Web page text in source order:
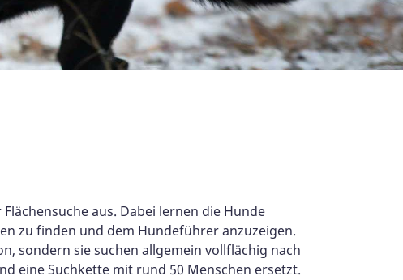
aus. Dabei lernen die Hunde
zu finden und dem Hundeführer anzuzeigen.
sondern sie suchen allgemein vollflächig nach
eine Suchkette mit rund 50 Menschen ersetzt.